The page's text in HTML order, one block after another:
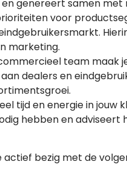
genereert samen met
voor
marketing.
team maak
dealers en
tijd en energie in
hebben en adviseert
actief bezig met de